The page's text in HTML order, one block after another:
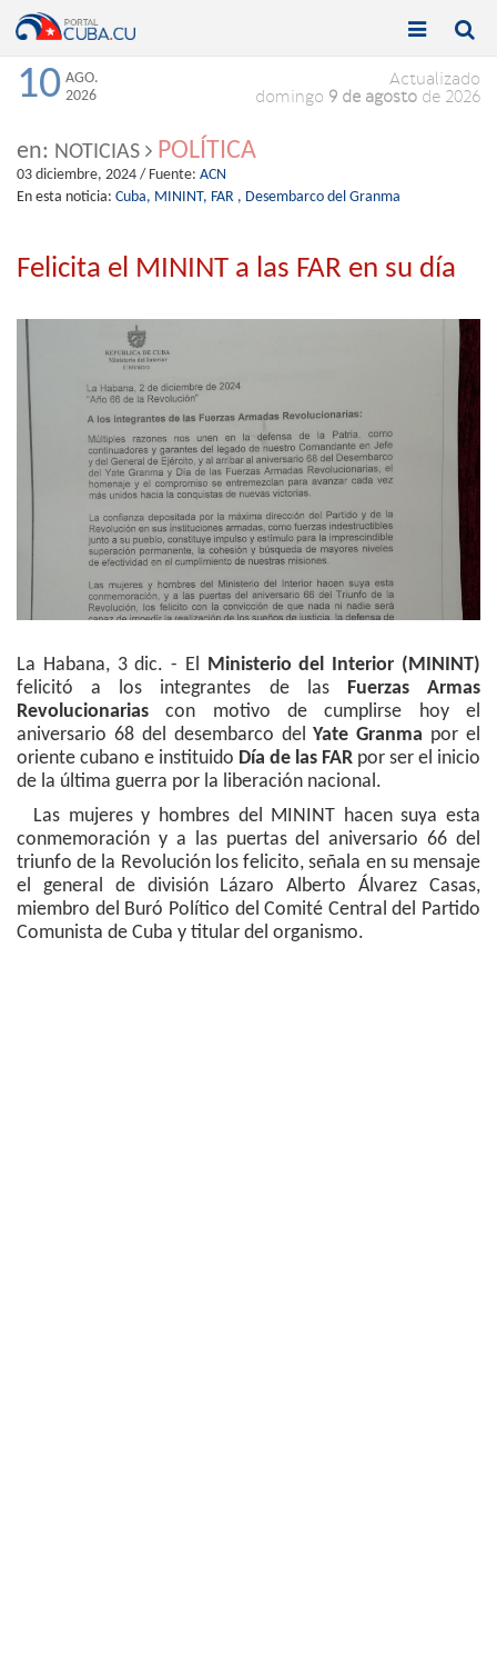
Toggle

Toggle

10 AGO.
2026
Actualizado
domingo 9 de agosto de 2026
en: NOTICIAS POLÍTICA
03 diciembre, 2024 / Fuente: ACN
En esta noticia: Cuba, MININT, FAR , Desembarco del Granma
Felicita el MININT a las FAR en su día
La Habana, 3 dic. - El
Ministerio del Interior (MININT)
felicitó a los integrantes de las
Fuerzas Armas
Revolucionarias con motivo de cumplirse hoy el
aniversario 68 del desembarco delYate Granma por el
oriente cubano e instituido Día de las FAR por ser el inicio
de la última guerra por la liberación nacional.
Las mujeres y hombres del MININT hacen suya esta
conmemoración y a las puertas del aniversario 66 del
triunfo de la Revolución los felicito, señala en su mensaje
el general de división Lázaro Alberto Álvarez Casas,
miembro del Buró Político del Comité Central del Partido
Comunista de Cuba y titular del organismo.